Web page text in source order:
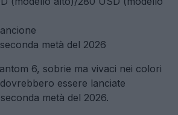
seconda metà del 2026
6, sobrie ma vivaci nei colori
essere lanciate
metà del 2026.